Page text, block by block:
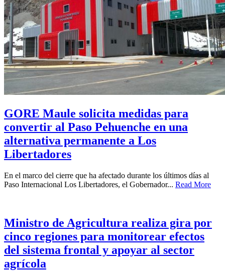
GORE Maule solicita medidas para
convertir al Paso Pehuenche en una
alternativa permanente a Los
Libertadores
En el marco del cierre que ha afectado durante los últimos días al
Paso Internacional Los Libertadores, el Gobernador... Read More
Ministro de Agricultura realiza gira por
cinco regiones para monitorear efectos
del sistema frontal y apoyar al sector
agrícola